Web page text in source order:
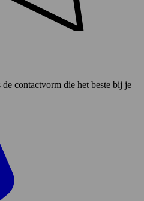
contactvorm die het beste bij je